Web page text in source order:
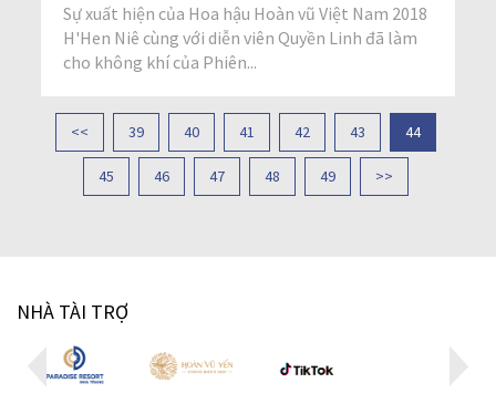
Sự xuất hiện của Hoa hậu Hoàn vũ Việt Nam 2018
H'Hen Niê cùng với diễn viên Quyền Linh đã làm
cho không khí của Phiên...
<< 39 40 41 42 43 44
45 46 47 48 49 >>
NHÀ TÀI TRỢ